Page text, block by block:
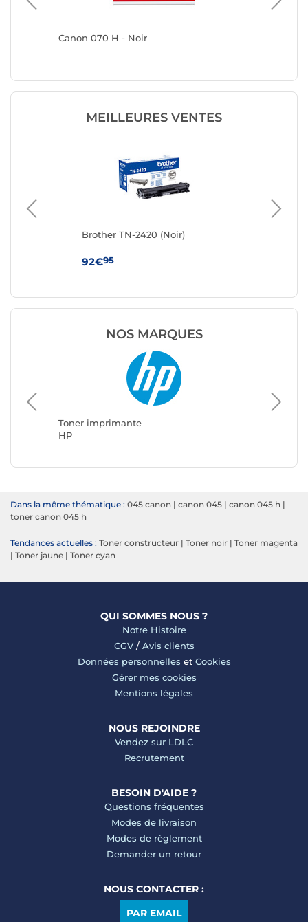
Canon 070 H - Noir
MEILLEURES VENTES
Brother TN-2420 (Noir)
92€95
NOS MARQUES
Toner imprimante
HP
Toner
Brother
Dans la même thématique : 045 canon | canon 045 | canon 045 h |
toner canon 045 h
Tendances actuelles : Toner constructeur | Toner noir | Toner magenta
| Toner jaune | Toner cyan
QUI SOMMES NOUS ?
Notre Histoire
CGV/ Avis clients
Données personnelles et Cookies
Gérer mes cookies
Mentions légales
NOUS REJOINDRE
Vendez sur LDLC
Recrutement
BESOIN D'AIDE ?
Questions fréquentes
Modes de livraison
Modes de règlement
Demander un retour
NOUS CONTACTER :
PAR EMAIL